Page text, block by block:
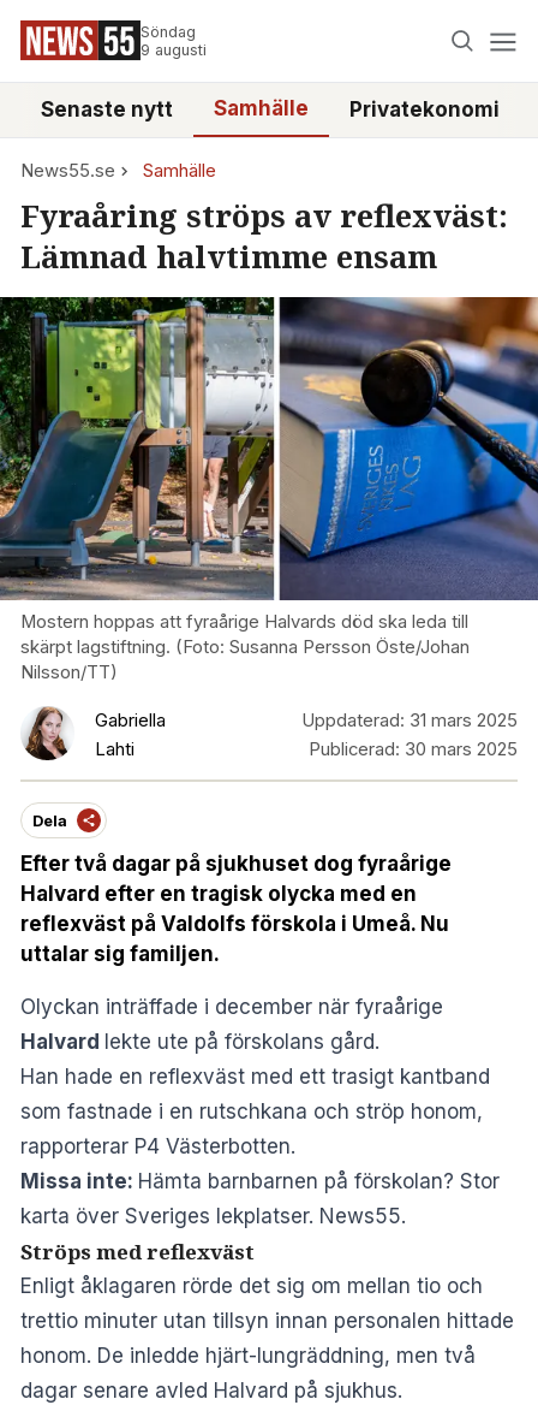
Söndag
9 augusti
Senaste nytt Samhälle Privatekonomi
News55.se Samhälle
Fyraåring ströps av reflexväst:
Lämnad halvtimme ensam
Mostern hoppas att fyraårige Halvards död ska leda till
skärpt lagstiftning. (Foto: Susanna Persson Öste/Johan
Nilsson/TT)
Gabriella
Lahti
Uppdaterad: 31 mars 2025
Publicerad: 30 mars 2025
Dela
Efter två dagar på sjukhuset dog fyraårige
Halvard efter en tragisk olycka med en
reflexväst på Valdolfs förskola i Umeå. Nu
uttalar sig familjen.
Olyckan inträffade i december när fyraårige
Halvard lekte ute på förskolans gård.
Han hade en reflexväst med ett trasigt kantband
som fastnade i en rutschkana och ströp honom,
rapporterar P4 Västerbotten.
Missa inte: Hämta barnbarnen på förskolan? Stor
karta över Sveriges lekplatser. News55.
Ströps med reflexväst
Enligt åklagaren rörde det sig om mellan tio och
trettio minuter utan tillsyn innan personalen hittade
honom. De inledde hjärt-lungräddning, men två
dagar senare avled Halvard på sjukhus.